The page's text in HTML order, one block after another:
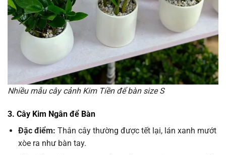
Nhiều mẫu cây cảnh Kim Tiền để bàn size S
3. Cây Kim Ngân để Bàn
Đặc điểm: Thân cây thường được tết lại, lán xanh mướt
xòe ra như bàn tay.